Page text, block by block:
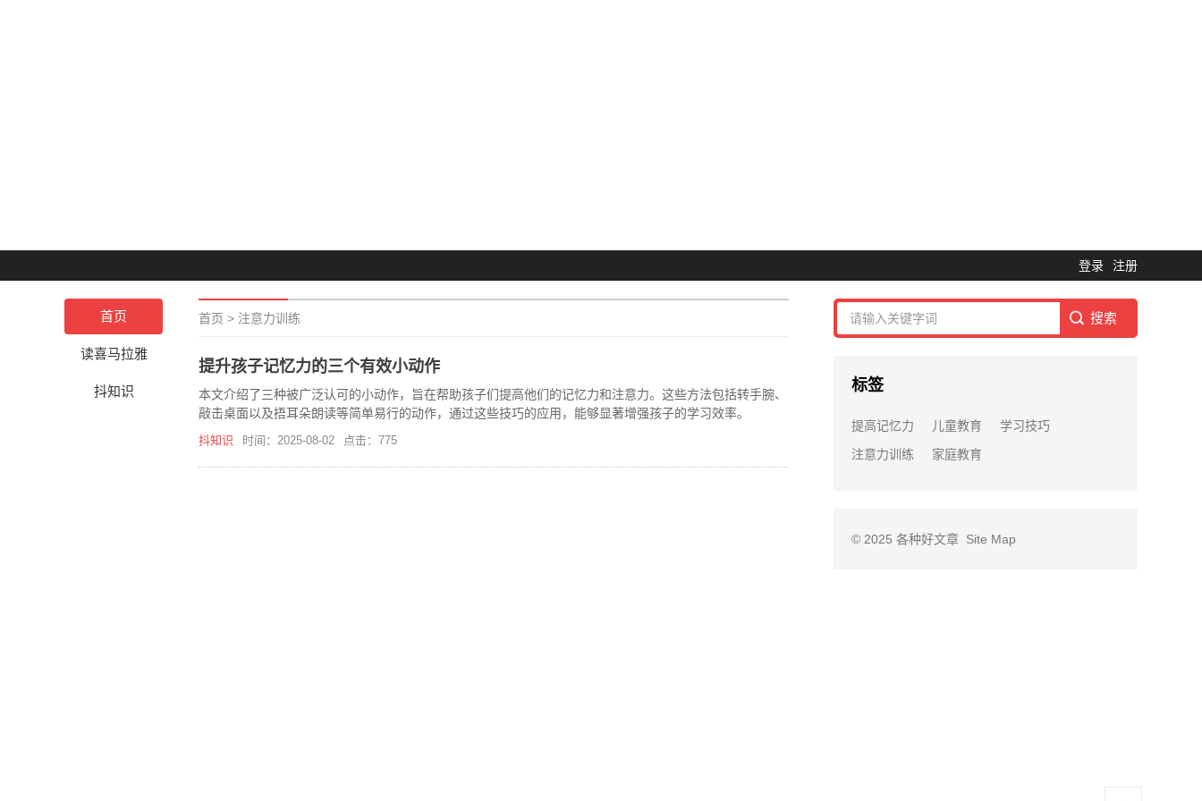
登录 注册
首页
读喜马拉雅
抖知识
首页 > 注意力训练
提升孩子记忆力的三个有效小动作
本文介绍了三种被广泛认可的小动作，旨在帮助孩子们提高他们的记忆力和注意力。这些方法包括转手腕、
敲击桌面以及捂耳朵朗读等简单易行的动作，通过这些技巧的应用，能够显著增强孩子的学习效率。
抖知识 时间：2025-08-02 点击：775
标签
提高记忆力 儿童教育
学习技巧
注意力训练
家庭教育
© 2025 各种好文章 Site Map